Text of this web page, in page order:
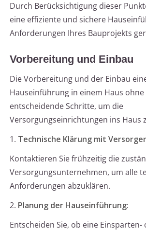
Durch Berücksichtigung dieser
eine effiziente und sichere
Anforderungen Ihres Bauprojekts
Vorbereitung und Einbau
Die Vorbereitung und der Einbau
Hauseinführung in einem Haus ohne
entscheidende Schritte, um die
Versorgungseinrichtungen ins Haus
1. Technische Klärung mit
Kontaktieren Sie frühzeitig die
Versorgungsunternehmen, um alle
Anforderungen abzuklären.
2. Planung der Hauseinführung:
Entscheiden Sie, ob eine Einsparten-